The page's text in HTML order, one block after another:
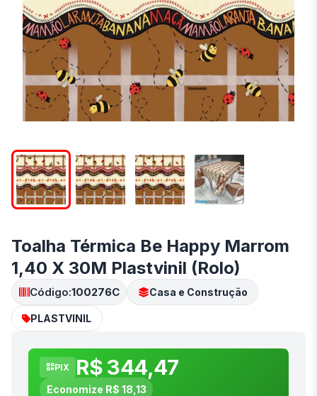
Toalha Térmica Be Happy Marrom
1,40 X 30M Plastvinil (Rolo)
Código:100276C Casa e Construção
PLASTVINIL
PIX R$ 344,47
Economize R$ 18,13